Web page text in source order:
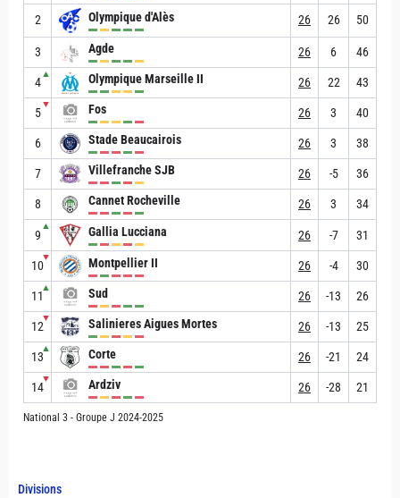
Divisions
2 Olympique d'Alès 26 26 50
3 Agde 26 6 46
4
▲ Olympique Marseille II 26 22 43
5
▼ Fos 26 3 40
6 Stade Beaucairois 26 3 38
7 Villefranche SJB 26 -5 36
8 Cannet Rocheville 26 3 34
9
▲ Gallia Lucciana 26 -7 31
10
▼ Montpellier II 26 -4 30
11
▲ Sud 26 -13 26
12
▼ Salinieres Aigues Mortes 26 -13 25
13
▲ Corte 26 -21 24
14
▼ Ardziv 26 -28 21
National 3 - Groupe J 2024-2025